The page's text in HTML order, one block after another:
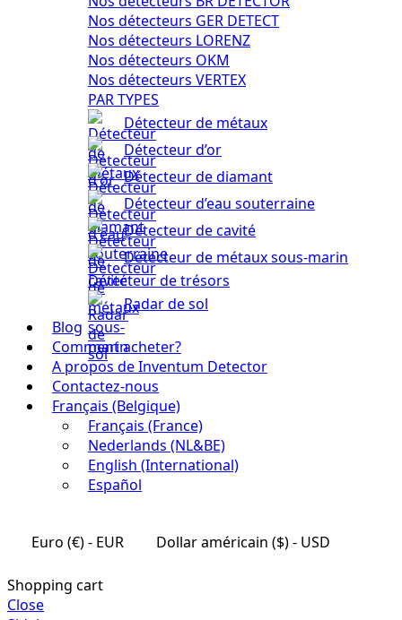
Nos détecteurs GER DETECT
Nos détecteurs LORENZ
Nos détecteurs OKM
Nos détecteurs VERTEX
PAR TYPES
Détecteur de métaux
Détecteur d’or
Détecteur de diamant
Détecteur d’eau souterraine
Détecteur de cavité
Détecteur de métaux sous-marin
Détecteur de trésors
Radar de sol
Blog
Comment acheter?
A propos de Inventum Detector
Contactez-nous
Français (Belgique)
Français (France)
Nederlands (NL&BE)
English (International)
Español
Euro (€) - EUR Dollar américain ($) - USD
Shopping cart
Close